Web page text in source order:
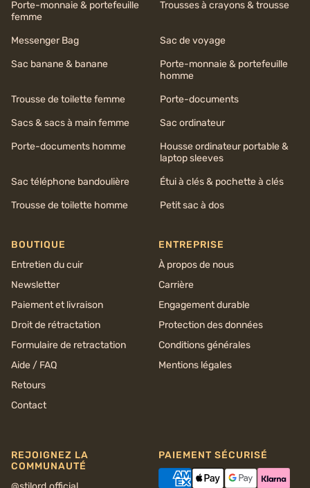
Porte-monnaie & portefeuille
femme
Trousses à crayons & trousse
Messenger Bag
Sac de voyage
Sac banane & banane
Porte-monnaie & portefeuille
homme
Trousse de toilette femme
Porte-documents
Sacs & sacs à main femme
Sac ordinateur
Porte-documents homme
Housse ordinateur portable &
laptop sleeves
Sac téléphone bandoulière
Étui à clés & pochette à clés
Trousse de toilette homme
Petit sac à dos
BOUTIQUE
Entretien du cuir
Newsletter
Paiement et livraison
Droit de rétractation
Formulaire de retractation
Aide / FAQ
Retours
Contact
ENTREPRISE
À propos de nous
Carrière
Engagement durable
Protection des données
Conditions générales
Mentions légales
REJOIGNEZ LA
COMMUNAUTÉ
PAIEMENT SÉCURISÉ